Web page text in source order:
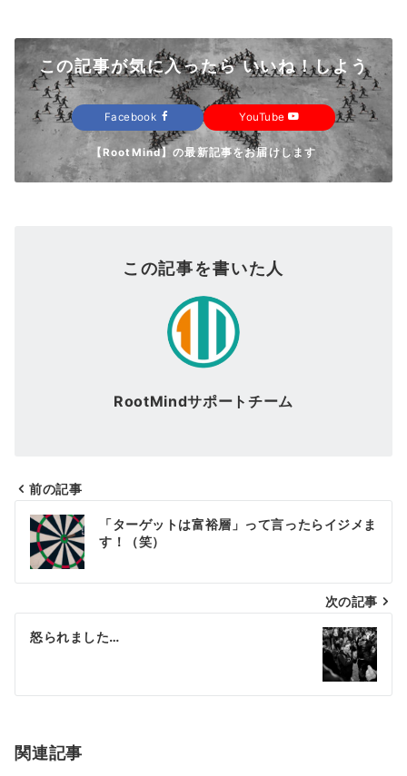
この記事が気に入ったら いいね！しよう
Facebook YouTube
【RootMind】の最新記事をお届けします
この記事を書いた人
RootMindサポートチーム
投
稿
ナ
ビ
ゲ
シ
ン
前の記事
「ターゲットは富裕層」って言ったらイジメま
す！（笑）
次の記事
怒られました…
関連記事